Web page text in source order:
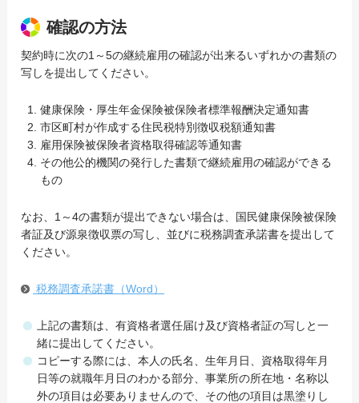
確認の方法
契約時に次の1～5の継続雇用の確認が出来るいずれかの書類の
写しを提出してください。
健康保険・厚生年金保険被保険者標準報酬決定通知書
市区町村が作成する住民税特別徴収税額通知書
雇用保険被保険者資格取得確認等通知書
その他公的機関の発行した書類で継続雇用の確認ができる
もの
なお、1～4の書類が提出できない場合は、国民健康保険被保険
者証及び源泉徴収票の写し、並びに税務調査承諾書を提出して
ください。
税務調査承諾書（Word）
上記の書類は、有資格者選任届け及び資格者証の写しと一
緒に提出してください。
コピーする際には、本人の氏名、生年月日、資格取得年月
日等の就職年月日のわかる部分、事業所の所在地・名称以
外の項目は必要ありませんので、その他の項目は黒塗りし